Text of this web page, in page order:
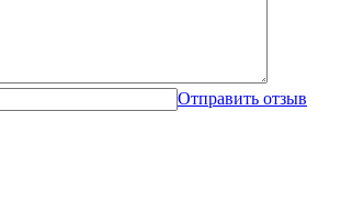
Отправить отзыв